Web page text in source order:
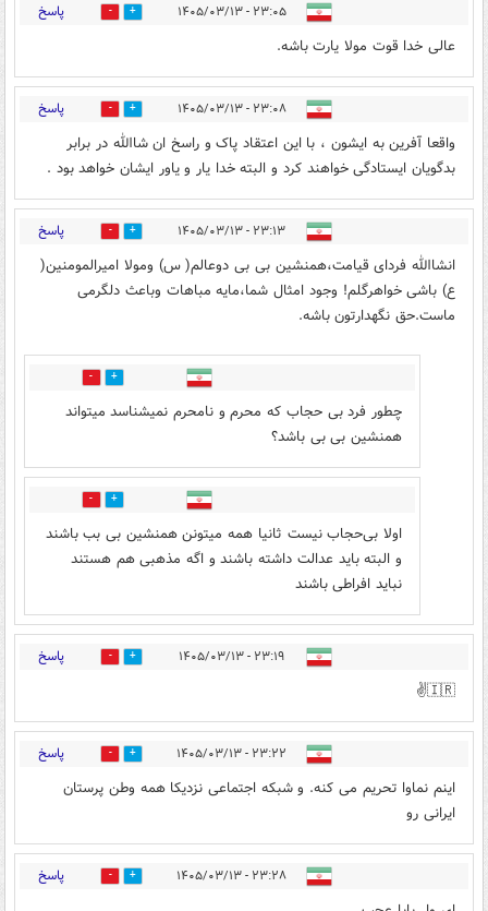
۲۳:۰۵ - ۱۴۰۵/۰۳/۱۳ 13 پاسخ
عالی خدا قوت مولا یارت باشه.
۲۳:۰۸ - ۱۴۰۵/۰۳/۱۳ 16 پاسخ
واقعا آفرین به ایشون ، با این اعتقاد پاک و راسخ ان شاالله در برابر
بدگویان ایستادگی خواهند کرد و البته خدا یار و یاور ایشان خواهد بود .
۲۳:۱۳ - ۱۴۰۵/۰۳/۱۳ 13 پاسخ
انشاالله فردای قیامت،همنشین بی بی دوعالم( س) ومولا امیرالمومنین(
ع) باشی خواهرگلم! وجود امثال شما،مایه مباهات وباعث دلگرمی
ماست.حق نگهدارتون باشه.
1
چطور فرد بی حجاب که محرم و نامحرم نمیشناسد میتواند
همنشین بی بی باشد؟
0
اولا بی‌حجاب نیست ثانیا همه میتونن همنشین بی بب باشند
و البته باید عدالت داشته باشند و اگه مذهبی هم هستند
نباید افراطی باشند
۲۳:۱۹ - ۱۴۰۵/۰۳/۱۳ 7 پاسخ
🇮🇷✌️
۲۳:۲۲ - ۱۴۰۵/۰۳/۱۳ 6 پاسخ
اینم نماوا تحریم می کنه. و شبکه اجتماعی نزدیکا همه وطن پرستان
ایرانی رو
۲۳:۲۸ - ۱۴۰۵/۰۳/۱۳ 10 پاسخ